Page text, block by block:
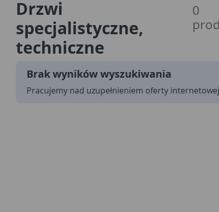
Drzwi
specjalistyczne,
techniczne
0
Brak wyników wyszukiwania
Pracujemy nad uzupełnieniem oferty